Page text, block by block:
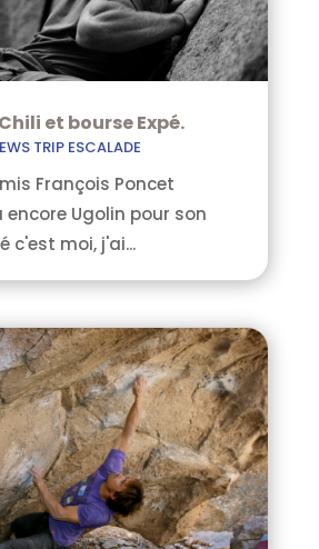
et bourse Expé.
TRIP ESCALADE
François Poncet
encore Ugolin pour son
c'est moi, j'ai...